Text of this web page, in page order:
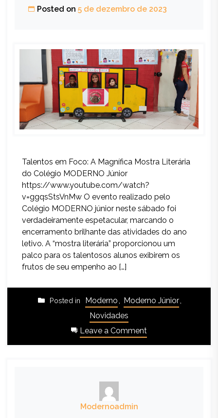
Posted on 5 de dezembro de 2023
Talentos em Foco: A Magnífica Mostra Literária
do Colégio MODERNO Júnior
https://www.youtube.com/watch?
v=ggqsStsVnMw O evento realizado pelo
Colégio MODERNO júnior neste sábado foi
verdadeiramente espetacular, marcando o
encerramento brilhante das atividades do ano
letivo. A “mostra literária” proporcionou um
palco para os talentosos alunos exibirem os
frutos de seu empenho ao […]
Posted in Moderno, Moderno Júnior,
Novidades
Leave a Comment
Modernoadmin